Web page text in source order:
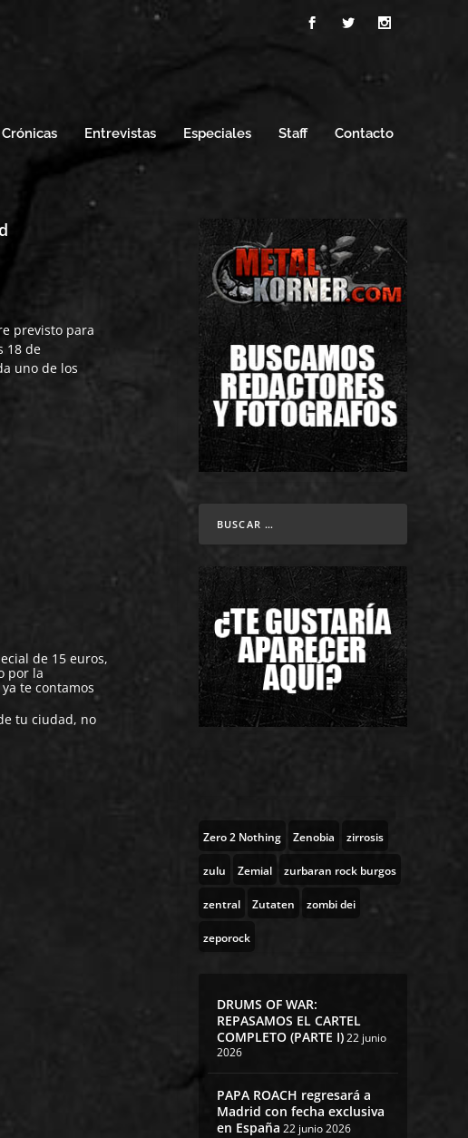
Crónicas Entrevistas Especiales Staff Contacto
previsto para
18 de
uno de los
de 15 euros,
por la
te contamos
tu ciudad, no
Zero 2 Nothing Zenobia zirrosis
zulu Zemial zurbaran rock burgos
zentral Zutaten zombi dei
zeporock
DRUMS OF WAR:
REPASAMOS EL CARTEL
COMPLETO (PARTE I)22 junio
2026
PAPA ROACH regresará a
Madrid con fecha exclusiva
en España 22 junio 2026